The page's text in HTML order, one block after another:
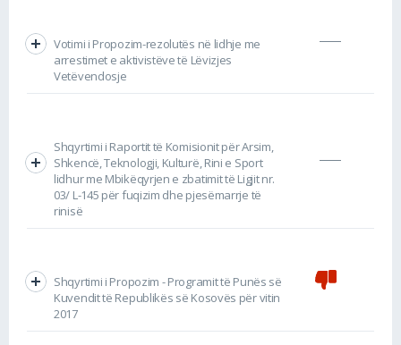
Votimi i Propozim-rezolutës në lidhje me
arrestimet e aktivistëve të Lëvizjes
Vetëvendosje
Shqyrtimi i Raportit të Komisionit për Arsim,
Shkencë, Teknologji, Kulturë, Rini e Sport
lidhur me Mbikëqyrjen e zbatimit të Ligjit nr.
03/ L-145 për fuqizim dhe pjesëmarrje të
rinisë
Shqyrtimi i Propozim - Programit të Punës së
Kuvendit të Republikës së Kosovës për vitin
2017